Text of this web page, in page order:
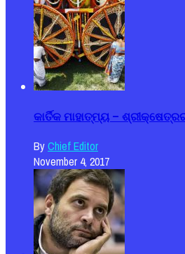
କାର୍ତିକ ମାହାତ୍ମ୍ୟ – ଶ୍ରୀକ୍ଷେତ୍ରର
ByChief Editor
November 4, 2017